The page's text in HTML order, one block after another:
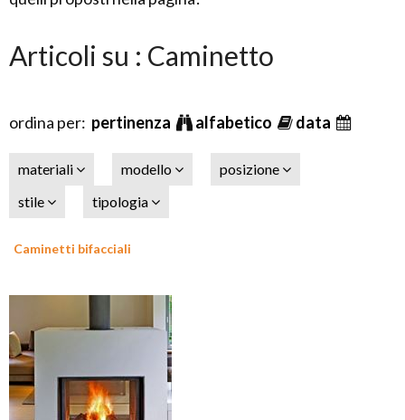
Articoli su : Caminetto
ordina per: pertinenza alfabetico data
materiali modello
posizione
stile
tipologia
Caminetti bifacciali